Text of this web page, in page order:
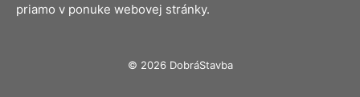
priamo v ponuke webovej stránky.
© 2026 DobráStavba